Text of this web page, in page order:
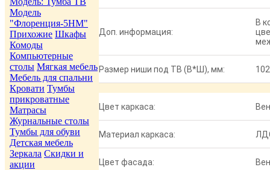
Модель
"Флоренция-5НМ"
Прихожие Шкафы
Комоды
Компьютерные
столы Мягкая мебель
Мебель для спальни
Кровати Тумбы
прикроватные
Матрасы
Журнальные столы
Тумбы для обуви
Детская мебель
Зеркала Скидки и
акции
Доп. информация:
В
Размер ниши под ТВ (В*Ш), мм:
Цвет каркаса:
Материал каркаса:
Цвет фасада: